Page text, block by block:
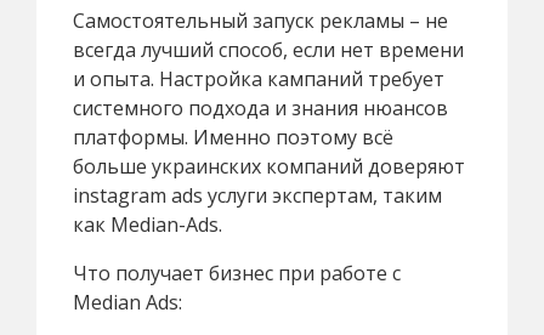
Самостоятельный запуск рекламы – не
всегда лучший способ, если нет времени
и опыта. Настройка кампаний требует
системного подхода и знания нюансов
платформы. Именно поэтому всё
больше украинских компаний доверяют
instagram ads услуги экспертам, таким
как Median-Ads.
Что получает бизнес при работе с
Median Ads: